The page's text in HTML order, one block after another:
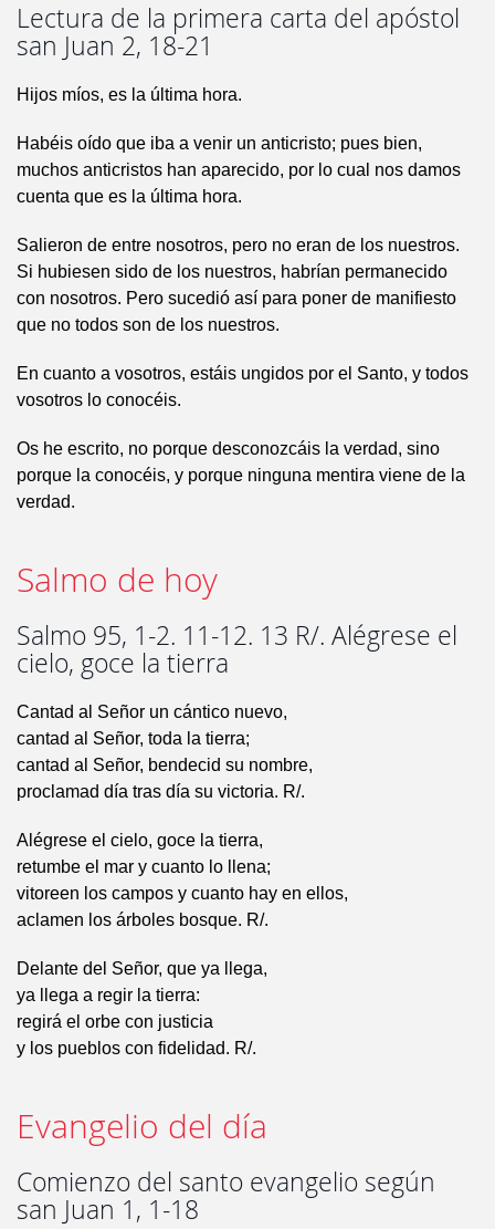
Lectura de la primera carta del apóstol
san Juan 2, 18-21
Hijos míos, es la última hora.
Habéis oído que iba a venir un anticristo; pues bien,
muchos anticristos han aparecido, por lo cual nos damos
cuenta que es la última hora.
Salieron de entre nosotros, pero no eran de los nuestros.
Si hubiesen sido de los nuestros, habrían permanecido
con nosotros. Pero sucedió así para poner de manifiesto
que no todos son de los nuestros.
En cuanto a vosotros, estáis ungidos por el Santo, y todos
vosotros lo conocéis.
Os he escrito, no porque desconozcáis la verdad, sino
porque la conocéis, y porque ninguna mentira viene de la
verdad.
Salmo de hoy
Salmo 95, 1-2. 11-12. 13 R/. Alégrese el
cielo, goce la tierra
Cantad al Señor un cántico nuevo,
cantad al Señor, toda la tierra;
cantad al Señor, bendecid su nombre,
proclamad día tras día su victoria. R/.
Alégrese el cielo, goce la tierra,
retumbe el mar y cuanto lo llena;
vitoreen los campos y cuanto hay en ellos,
aclamen los árboles bosque. R/.
Delante del Señor, que ya llega,
ya llega a regir la tierra:
regirá el orbe con justicia
y los pueblos con fidelidad. R/.
Evangelio del día
Comienzo del santo evangelio según
san Juan 1, 1-18